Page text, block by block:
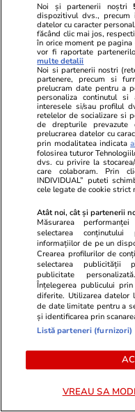
PARTENERI
Mediafax.ro
Mesajul „Refuzați
nu este livrată de
dus la un dosar
Noi și partenerii noștri
dispozitivul dvs., precum
datelor cu caracter
făcând clic mai jos,
în orice moment pe
vor fi raportate
multe detalii
Noi si partenerii nostri
partenere, precum si
prelucram date pentru a
personaliza continutul
interesele si/sau profilul
retelelor de socializare si
de drepturile
prelucrarea datelor cu
prin modalitatea indicata
folosirea tuturor
dvs. cu privire la
care colaboram. Prin
INDIVIDUAL” puteti
cele legate de cookie strict
Atât noi, cât și partenerii
Măsurarea
selectarea conținutului
informațiilor de pe un
Crearea profilurilor de
selectarea publicității
publicitate
Înțelegerea publicului
diferite. Utilizarea datelor
de date limitate pentru a
și identificarea prin
Listă parteneri (furnizori)
VREAU SA